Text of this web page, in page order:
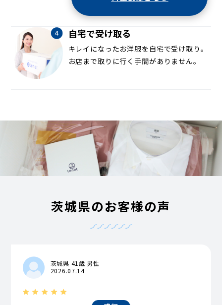
自宅で受け取る
キレイになったお洋服を自宅で受け取り。
お店まで取りに行く手間がありません。
茨城県のお客様の声
茨城県 41歳 男性
2026.07.14